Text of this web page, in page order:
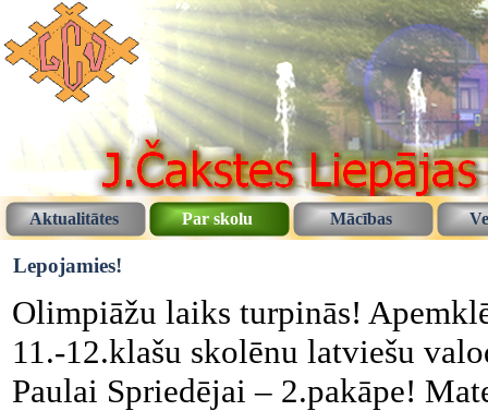
Aktualitātes Par skolu Mācības
Lepojamies!
Olimpiāžu laiks turpinās!
11.-12.klašu skolēnu latviešu
Paulai Spriedējai – 2.pakāpe!